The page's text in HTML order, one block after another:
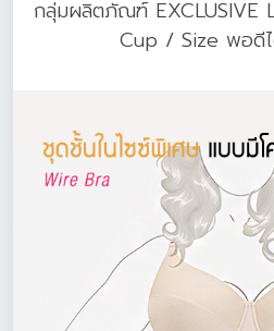
กลุ่มผลิตภัณฑ์ EXCLUSIVE
Cup / Size พอดี